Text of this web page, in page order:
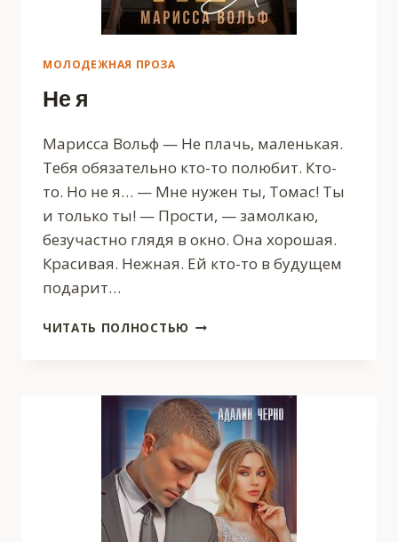
МОЛОДЕЖНАЯ ПРОЗА
Не я
Марисса Вольф — Не плачь, маленькая.
Тебя обязательно кто-то полюбит. Кто-
то. Но не я… — Мне нужен ты, Томас! Ты
и только ты! — Прости, — замолкаю,
безучастно глядя в окно. Она хорошая.
Красивая. Нежная. Ей кто-то в будущем
подарит…
ЧИТАТЬ ПОЛНОСТЬЮ НЕ